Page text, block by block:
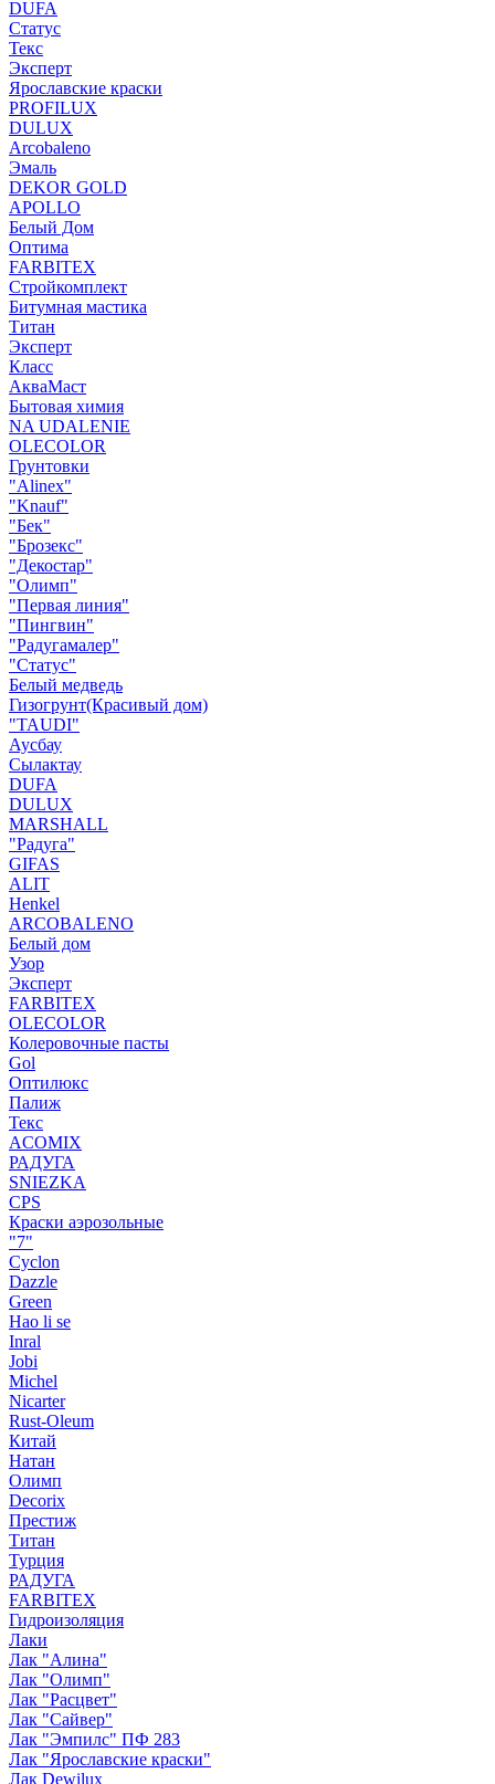
DUFA
Статус
Текс
Эксперт
Ярославские краски
PROFILUX
DULUX
Arcobaleno
Эмаль
DEKOR GOLD
APOLLO
Белый Дом
Оптима
FARBITEX
Стройкомплект
Битумная мастика
Титан
Эксперт
Класс
АкваМаст
Бытовая химия
NA UDALENIE
OLECOLOR
Грунтовки
"Alinex"
"Knauf"
"Бек"
"Брозекс"
"Декостар"
"Олимп"
"Первая линия"
"Пингвин"
"Радугамалер"
"Статус"
Белый медведь
Гизогрунт(Красивый дом)
"TAUDI"
Аусбау
Сылактау
DUFA
DULUX
MARSHALL
"Радуга"
GIFAS
ALIT
Henkel
ARCOBALENO
Белый дом
Узор
Эксперт
FARBITEX
OLECOLOR
Колеровочные пасты
Gol
Оптилюкс
Палиж
Текс
ACOMIX
РАДУГА
SNIEZKA
CPS
Краски аэрозольные
"7"
Cyclon
Dazzle
Green
Hao li se
Inral
Jobi
Michel
Nicarter
Rust-Oleum
Китай
Натан
Олимп
Decorix
Престиж
Титан
Турция
РАДУГА
FARBITEX
Гидроизоляция
Лаки
Лак "Алина"
Лак "Олимп"
Лак "Расцвет"
Лак "Сайвер"
Лак "Эмпилс" ПФ 283
Лак "Ярославские краски"
Лак Dewilux